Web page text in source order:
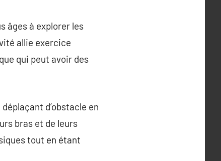
âges à explorer les
allie exercice
qui peut avoir des
d’obstacle en
bras et de leurs
tout en étant